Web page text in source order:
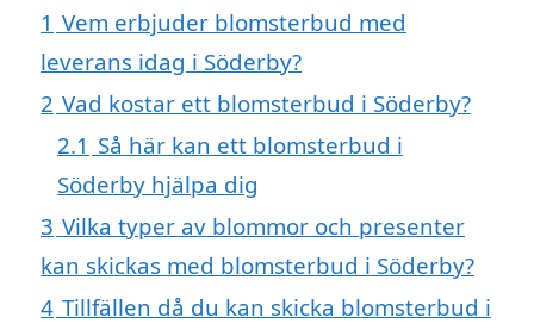
1 Vem erbjuder blomsterbud med
leverans idag i Söderby?
2 Vad kostar ett blomsterbud i Söderby?
2.1 Så här kan ett blomsterbud i
Söderby hjälpa dig
3 Vilka typer av blommor och presenter
kan skickas med blomsterbud i Söderby?
4 Tillfällen då du kan skicka blomsterbud i